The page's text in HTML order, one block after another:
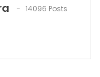
14096 Posts